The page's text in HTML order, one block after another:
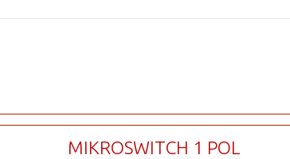
MIKROSWITCH 1 POL